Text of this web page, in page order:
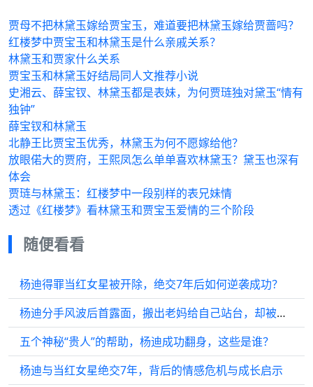
贾母不把林黛玉嫁给贾宝玉，难道要把林黛玉嫁给贾蔷吗？
红楼梦中贾宝玉和林黛玉是什么亲戚关系？
林黛玉和贾家什么关系
贾宝玉和林黛玉好结局同人文推荐小说
史湘云、薛宝钗、林黛玉都是表妹，为何贾琏独对黛玉“情有
独钟”
薛宝钗和林黛玉
北静王比贾宝玉优秀，林黛玉为何不愿嫁给他？
放眼偌大的贾府，王熙凤怎么单单喜欢林黛玉？黛玉也深有
体会
贾琏与林黛玉：红楼梦中一段别样的表兄妹情
透过《红楼梦》看林黛玉和贾宝玉爱情的三个阶段
随便看看
杨迪得罪当红女星被开除，绝交7年后如何逆袭成功？
杨迪分手风波后首露面，搬出老妈给自己站台，却被网友冷嘲热讽
五个神秘“贵人”的帮助，杨迪成功翻身，这些是谁？
杨迪与当红女星绝交7年，背后的情感危机与成长启示